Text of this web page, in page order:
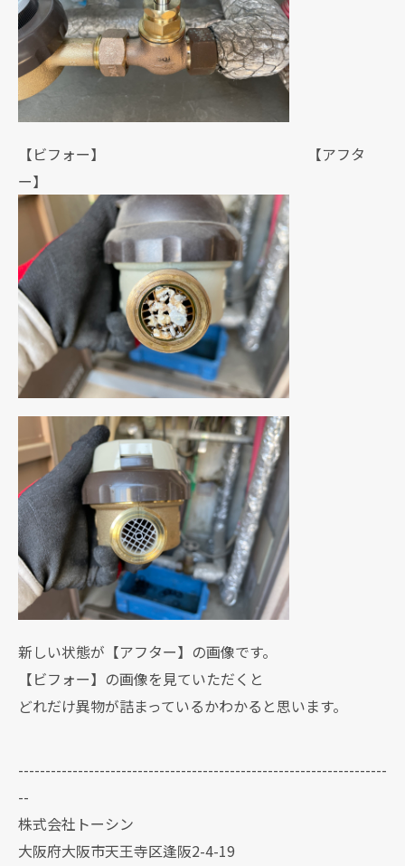
【ビフォー】 【アフタ
ー】
新しい状態が【アフター】の画像です。
【ビフォー】の画像を見ていただくと
どれだけ異物が詰まっているかわかると思います。
--------------------------------------------------------------------
--
株式会社トーシン
大阪府大阪市天王寺区逢阪2-4-19